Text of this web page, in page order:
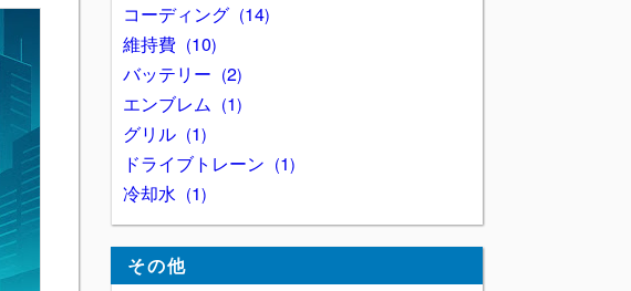
コーディング
14
維持費
10
バッテリー
2
エンブレム
1
グリル
1
ドライブトレーン
1
冷却水
1
その他